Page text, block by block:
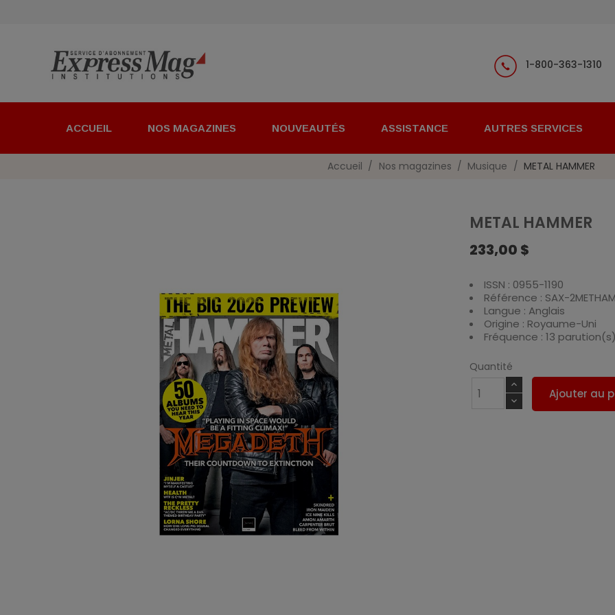
1-800-363-1310
ACCUEIL NOS MAGAZINES NOUVEAUTÉS ASSISTANCE AUTRES SERVICES
Accueil Nos magazines Musique METAL HAMMER
METAL HAMMER
233,00 $
ISSN : 0955-1190
Référence : SAX-2METHAM
Langue : Anglais
Origine : Royaume-Uni
Fréquence : 13 parution(s)
Quantité
Ajouter au